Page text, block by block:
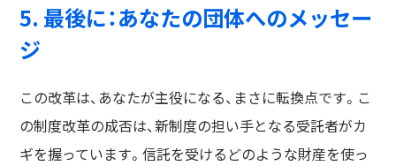
5. 最後に：あなたの団体へのメッセー
ジ
この改革は、あなたが主役になる、まさに転換点です。こ
の制度改革の成否は、新制度の担い手となる受託者がカ
ギを握っています。信託を受けるどのような財産を使っ